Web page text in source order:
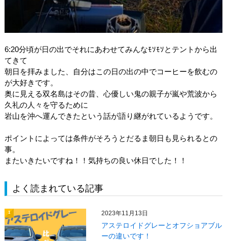
6:20分頃が日の出でそれにあわせてみんなﾓｿﾓｿとテントから出
てきて
朝日を拝みました、自分はこの日の出の中でコーヒーを飲むの
が大好きです。
奥に見える双名島はその昔、心優しい鬼の親子が嵐や荒波から
久礼の人々を守るために
岩山を沖へ運んできたという話が語り継がれているようです。
ポイントによっては条件がそろうとだるま朝日も見られるとの
事。
またいきたいですね！！気持ちの良い休日でした！！
よく読まれている記事
1 2023年11月13日
アステロイドグレーとオフショアブル
ーの違いです！